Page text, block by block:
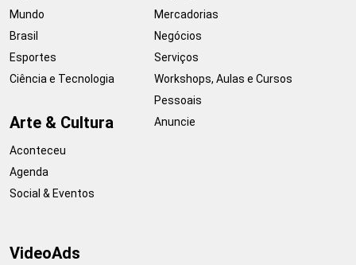
Mundo
Brasil
Esportes
Ciência e Tecnologia
Arte & Cultura
Aconteceu
Agenda
Social & Eventos
Mercadorias
Negócios
Serviços
Workshops, Aulas e Cursos
Pessoais
Anuncie
VideoAds